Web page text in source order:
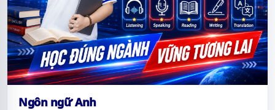
Ngôn ngữ Anh